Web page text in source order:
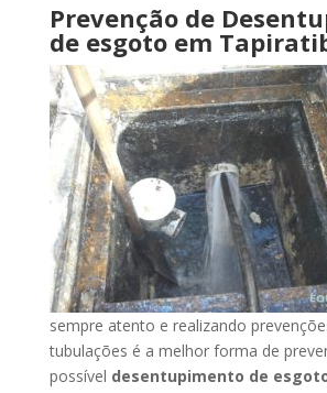
Prevenção de
de esgoto em
sempre atento e realizando
tubulações é a melhor forma de
possível desentupimento de